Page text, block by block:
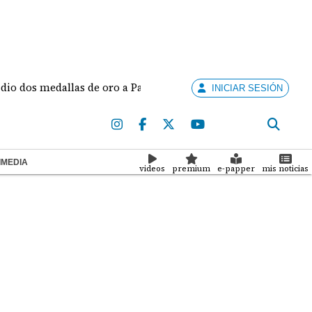
de oro a Panamá en los Juegos Centroamericanos y del
INICIAR SESIÓN
videos premium e-papper mis noticias